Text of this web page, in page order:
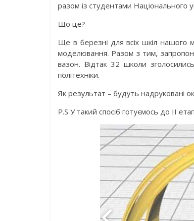
разом із студентами Національного
Що це?
Ще в березні для всіх шкіл нашого
моделювання. Разом з тим,
вазон. Відтак 32 школи
політехніки.
Як результат – будуть надруковані
P.S У такий спосіб готуємось до ІІ